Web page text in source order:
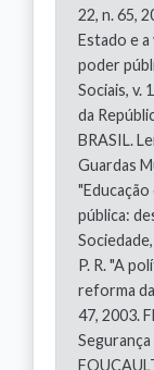
22, n. 65,
Estado e
poder
Sociais, v.
da
BRASIL.
Guardas
pública:
P. R. "A
reforma
47, 2003.